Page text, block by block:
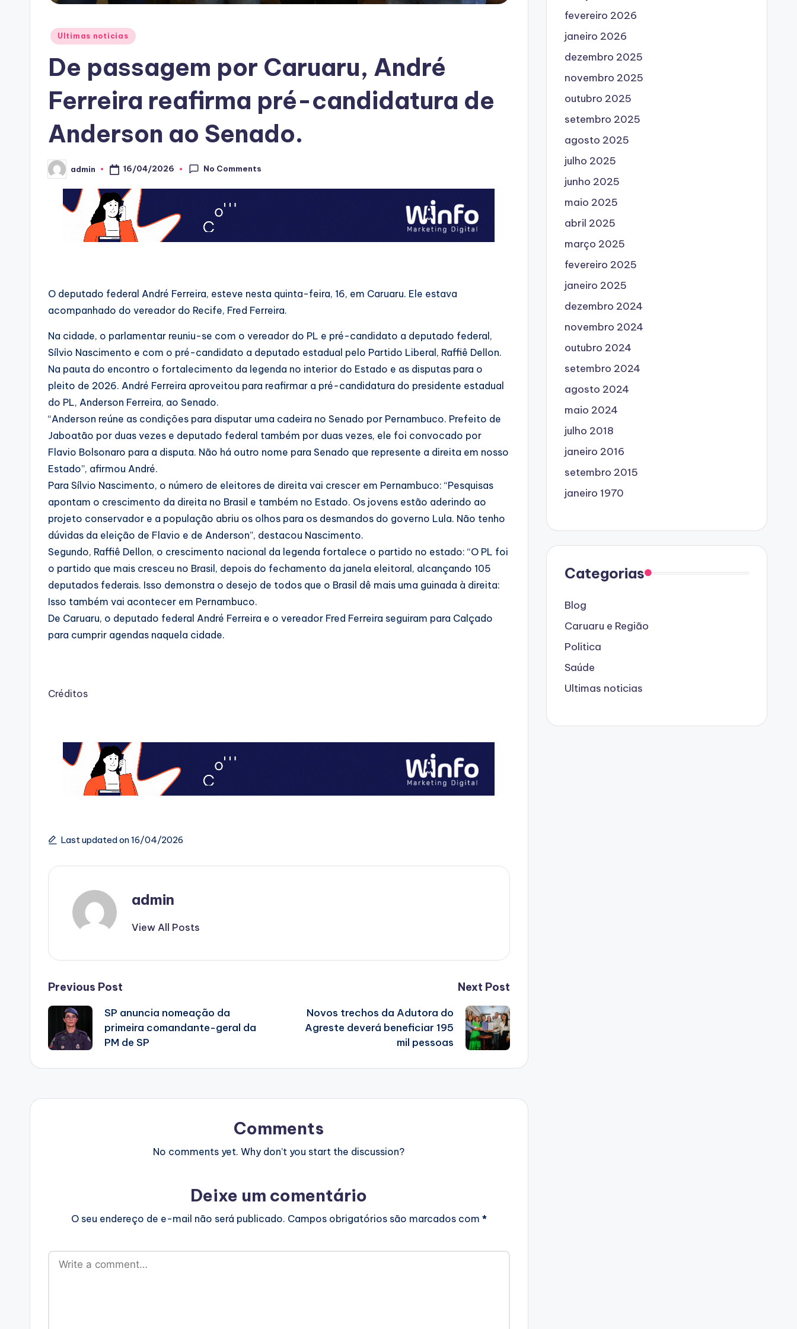
Posted
Ultimas noticias
De passagem por Caruaru, André
Ferreira reafirma pré-candidatura de
Anderson ao Senado.
Posted
by
admin 16/04/2026 No Comments
O deputado federal André Ferreira, esteve nesta quinta-feira, 16, em Caruaru. Ele estava
acompanhado do vereador do Recife, Fred Ferreira.
Na cidade, o parlamentar reuniu-se com o vereador do PL e pré-candidato a deputado federal,
Sílvio Nascimento e com o pré-candidato a deputado estadual pelo Partido Liberal, Raffiê Dellon.
Na pauta do encontro o fortalecimento da legenda no interior do Estado e as disputas para o
pleito de 2026. André Ferreira aproveitou para reafirmar a pré-candidatura do presidente estadual
do PL, Anderson Ferreira, ao Senado.
“Anderson reúne as condições para disputar uma cadeira no Senado por Pernambuco. Prefeito de
Jaboatão por duas vezes e deputado federal também por duas vezes, ele foi convocado por
Flavio Bolsonaro para a disputa. Não há outro nome para Senado que represente a direita em nosso
Estado”, afirmou André.
Para Sílvio Nascimento, o número de eleitores de direita vai crescer em Pernambuco: “Pesquisas
apontam o crescimento da direita no Brasil e também no Estado. Os jovens estão aderindo ao
projeto conservador e a população abriu os olhos para os desmandos do governo Lula. Não tenho
dúvidas da eleição de Flavio e de Anderson”, destacou Nascimento.
Segundo, Raffiê Dellon, o crescimento nacional da legenda fortalece o partido no estado: “O PL foi
o partido que mais cresceu no Brasil, depois do fechamento da janela eleitoral, alcançando 105
deputados federais. Isso demonstra o desejo de todos que o Brasil dê mais uma guinada à direita:
Isso também vai acontecer em Pernambuco.
De Caruaru, o deputado federal André Ferreira e o vereador Fred Ferreira seguiram para Calçado
para cumprir agendas naquela cidade.
Créditos
Last updated on 16/04/2026
admin
View All Posts
Post
navigation
Previous Post
SP anuncia nomeação da
primeira comandante-geral da
PM de SP
Next Post
Novos trechos da Adutora do
Agreste deverá beneficiar 195
mil pessoas
Comments
No comments yet. Why don’t you start the discussion?
Deixe um comentário
O seu endereço de e-mail não será publicado. Campos obrigatórios são marcados com *
fevereiro 2026
janeiro 2026
dezembro 2025
novembro 2025
outubro 2025
setembro 2025
agosto 2025
julho 2025
junho 2025
maio 2025
abril 2025
março 2025
fevereiro 2025
janeiro 2025
dezembro 2024
novembro 2024
outubro 2024
setembro 2024
agosto 2024
maio 2024
julho 2018
janeiro 2016
setembro 2015
janeiro 1970
Categorias
Blog
Caruaru e Região
Politica
Saúde
Ultimas noticias